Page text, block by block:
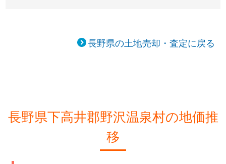
長野県の土地売却・査定に戻る
長野県下高井郡野沢温泉村の地価推
移